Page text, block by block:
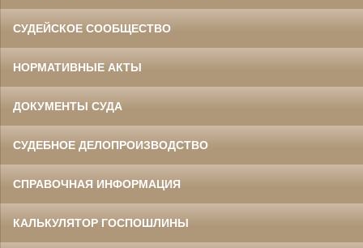
СУДЕЙСКОЕ СООБЩЕСТВО
НОРМАТИВНЫЕ АКТЫ
ДОКУМЕНТЫ СУДА
СУДЕБНОЕ ДЕЛОПРОИЗВОДСТВО
СПРАВОЧНАЯ ИНФОРМАЦИЯ
КАЛЬКУЛЯТОР ГОСПОШЛИНЫ